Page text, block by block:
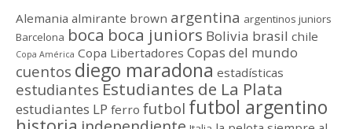
Alemania almirante brown argentina argentinos juniors
Barcelona boca boca juniors Bolivia brasil chile
Copa América Copa Libertadores Copas del mundo
cuentos diego maradona estadísticas
estudiantes Estudiantes de La Plata
estudiantes LP ferro futbol futbol argentino